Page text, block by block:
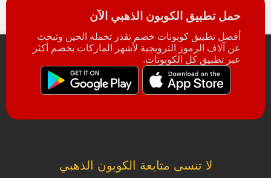
حمل تطبيق الكوبون الذهبي الآن
أفضل تطبيق كوبونات خصم تقدر تحمله الحين وتبحث
عن آلاف الرموز الترويجية لأشهر الماركات بخصم أكثر
عبر تطبيق كل الكوبونات.
لا تنسى متابعة الكوبون الذهبي